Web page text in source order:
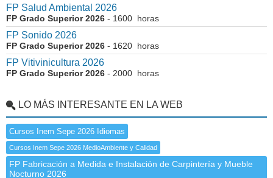
FP Salud Ambiental 2026
FP Grado Superior 2026 - 1600 horas
FP Sonido 2026
FP Grado Superior 2026 - 1620 horas
FP Vitivinicultura 2026
FP Grado Superior 2026 - 2000 horas
LO MÁS INTERESANTE EN LA WEB
Cursos Inem Sepe 2026 Idiomas
Cursos Inem Sepe 2026 MedioAmbiente y Calidad
FP Fabricación a Medida e Instalación de Carpintería y Mueble
Nocturno 2026